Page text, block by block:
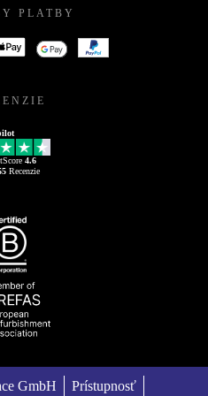
PLATBY
4.6
Recenzie
GmbH Prístupnosť